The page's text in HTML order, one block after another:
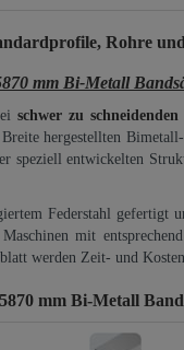
Rohre
mm Bi-Metall
schwer zu
hergestellten
speziell entwickelten
Federstahl
mit
werden Zeit- und
mm Bi-Metall